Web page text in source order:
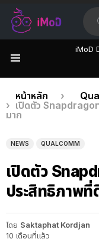
iMoD
เรื่อง
ล่าสุด
คุณอยู่ที่นี่:
หน้าหลัก
เปิดตัว
มาก
NEWS QUALCOMM
เปิดตัว
ประสิทธิภาพที่
โดย Saktaphat Kordjan
10 เดือนที่แล้ว